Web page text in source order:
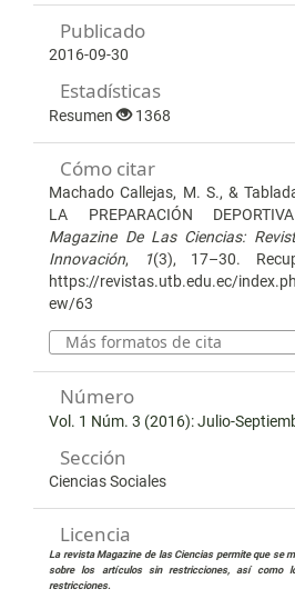
Publicado
2016-09-30
Estadísticas
Resumen 1368
Cómo citar
Machado Callejas, M. S., &
LA PREPARACIÓN
Magazine De Las Ciencias:
Innovación, 1(3), 17–30.
https://revistas.utb.edu.ec/
ew/63
Más formatos de cita
Número
Vol. 1 Núm. 3 (2016): Julio-
Sección
Ciencias Sociales
Licencia
La revista Magazine de las Ciencias permite que se
sobre los artículos sin restricciones, así como
restricciones.